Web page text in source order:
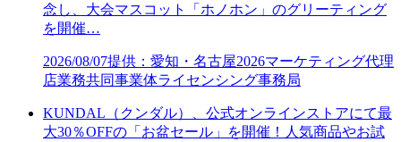
念し、大会マスコット「ホノホン」のグリーティング
を開催…
2026/08/07提供：愛知・名古屋2026マーケティング代理
店業務共同事業体ライセンシング事務局
KUNDAL（クンダル）、公式オンラインストアにて最
大30％OFFの「お盆セール」を開催！人気商品やお試